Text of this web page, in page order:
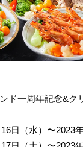
ド一周年記念&ク
日（水）〜2023